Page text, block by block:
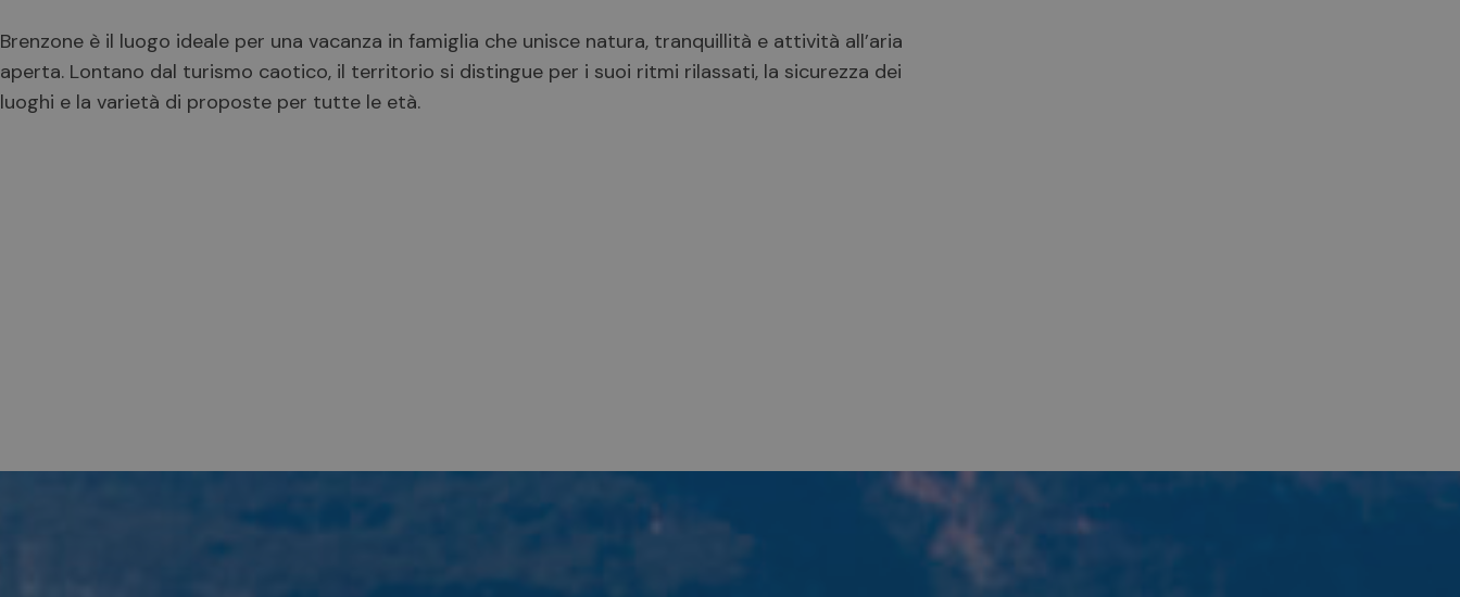
Brenzone è il luogo ideale per una vacanza in famiglia che unisce natura, tranquillità e attività all’aria
aperta. Lontano dal turismo caotico, il territorio si distingue per i suoi ritmi rilassati, la sicurezza dei
luoghi e la varietà di proposte per tutte le età.